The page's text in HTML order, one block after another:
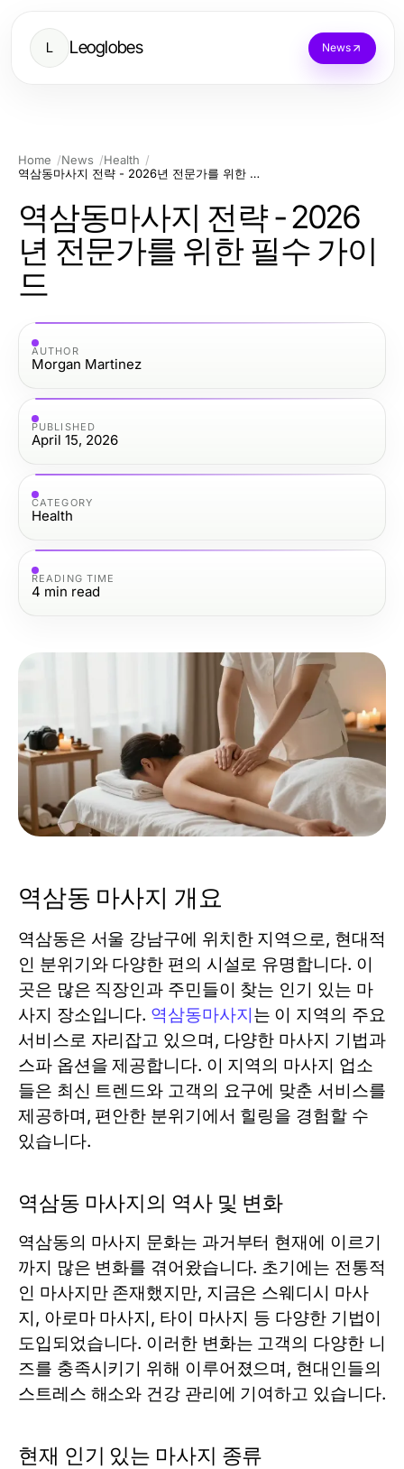
L Leoglobes News
Home News
Health
역삼동마사지 전략 - 2026년 전문가를 위한 필수 가이드
역삼동마사지 전략 - 2026
년 전문가를 위한 필수 가이
드
AUTHOR
Morgan Martinez
PUBLISHED
April 15, 2026
CATEGORY
Health
READING TIME
4 min read
역삼동 마사지 개요
역삼동은 서울 강남구에 위치한 지역으로, 현대적
인 분위기와 다양한 편의 시설로 유명합니다. 이
곳은 많은 직장인과 주민들이 찾는 인기 있는 마
사지 장소입니다. 역삼동마사지는 이 지역의 주요
서비스로 자리잡고 있으며, 다양한 마사지 기법과
스파 옵션을 제공합니다. 이 지역의 마사지 업소
들은 최신 트렌드와 고객의 요구에 맞춘 서비스를
제공하며, 편안한 분위기에서 힐링을 경험할 수
있습니다.
역삼동 마사지의 역사 및 변화
역삼동의 마사지 문화는 과거부터 현재에 이르기
까지 많은 변화를 겪어왔습니다. 초기에는 전통적
인 마사지만 존재했지만, 지금은 스웨디시 마사
지, 아로마 마사지, 타이 마사지 등 다양한 기법이
도입되었습니다. 이러한 변화는 고객의 다양한 니
즈를 충족시키기 위해 이루어졌으며, 현대인들의
스트레스 해소와 건강 관리에 기여하고 있습니다.
현재 인기 있는 마사지 종류